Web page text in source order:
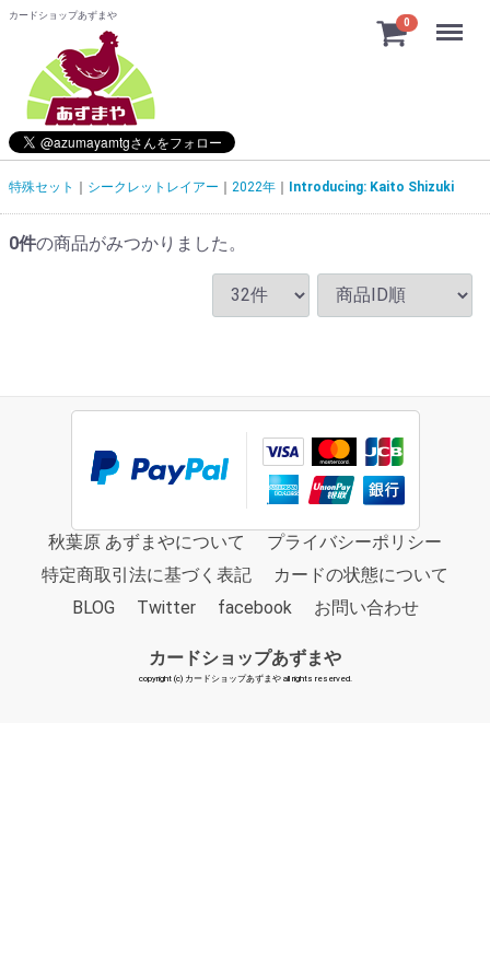
カードショップあずまや
0 Menu
特殊セット シークレットレイアー 2022年 Introducing: Kaito Shizuki
0件の商品がみつかりました。
秋葉原 あずまやについて
プライバシーポリシー
特定商取引法に基づく表記
カードの状態について
BLOG
Twitter facebook お問い合わせ
カードショップあずまや
copyright (c) カードショップあずまや all rights reserved.